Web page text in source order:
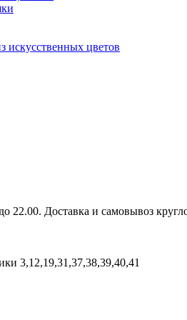
искусственных цветов
22.00. Доставка и самовывоз
3,12,19,31,37,38,39,40,41